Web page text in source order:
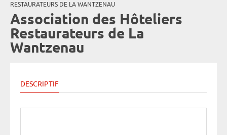
RESTAURATEURS DE LA WANTZENAU
Association des Hôteliers
Restaurateurs de La
Wantzenau
DESCRIPTIF